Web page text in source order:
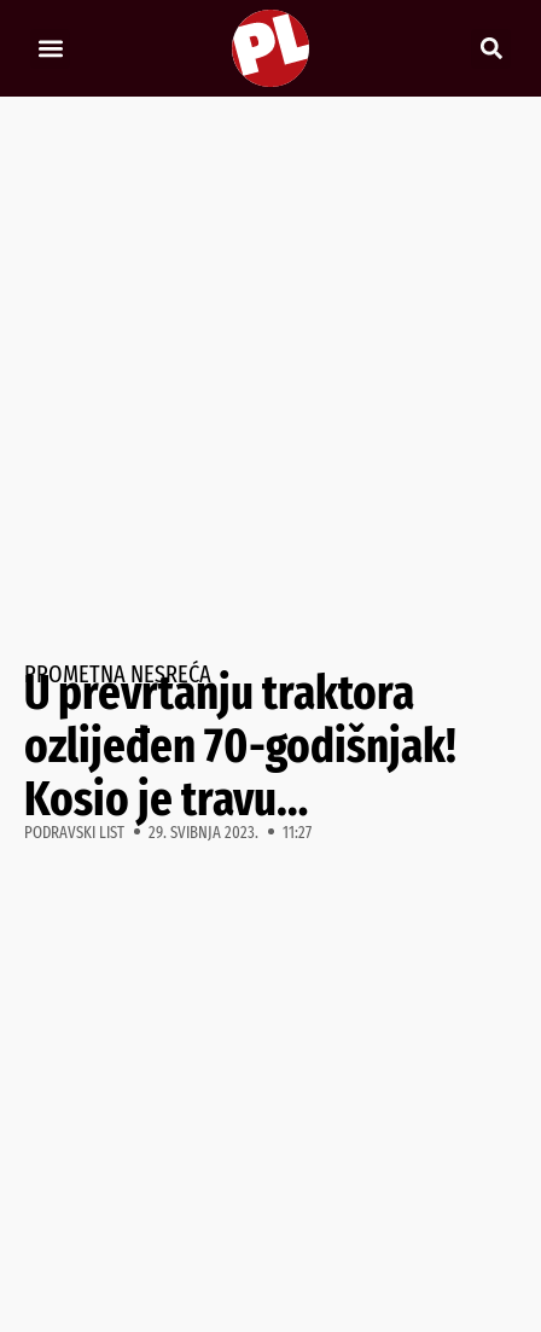
PROMETNA NESREĆA
U prevrtanju traktora
ozlijeđen 70-godišnjak!
Kosio je travu…
PODRAVSKI LIST 29. SVIBNJA 2023. 11:27